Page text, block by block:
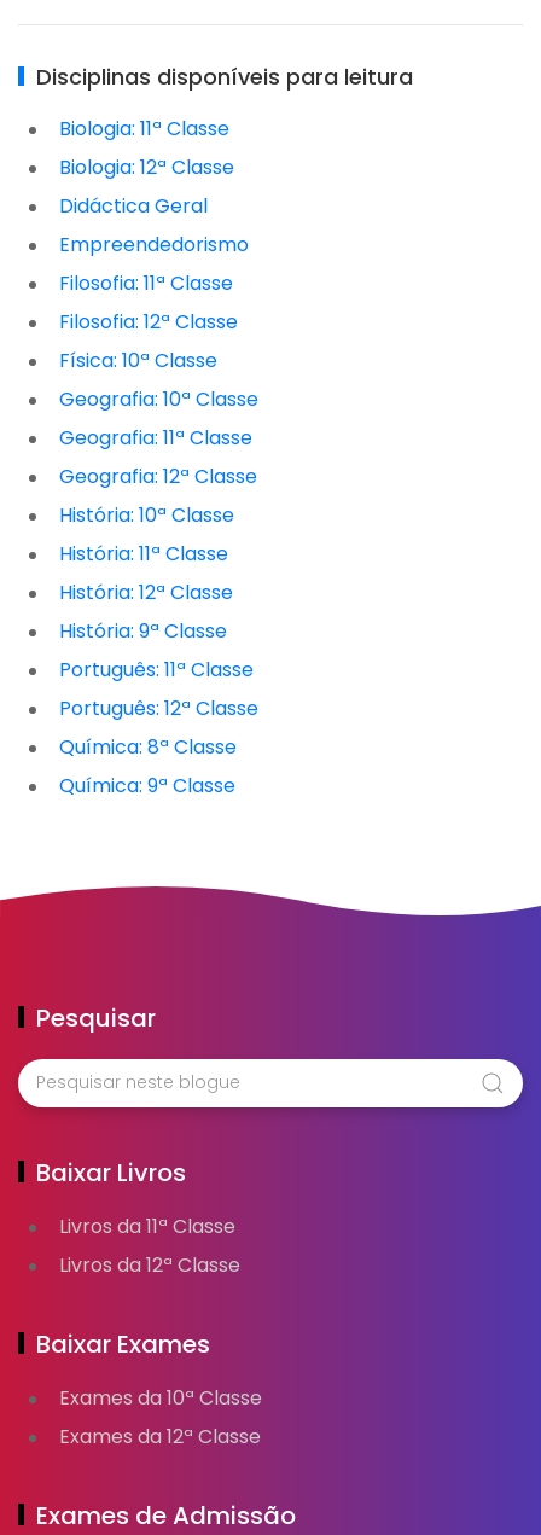
Disciplinas disponíveis para leitura
Biologia: 11ª Classe
Biologia: 12ª Classe
Didáctica Geral
Empreendedorismo
Filosofia: 11ª Classe
Filosofia: 12ª Classe
Física: 10ª Classe
Geografia: 10ª Classe
Geografia: 11ª Classe
Geografia: 12ª Classe
História: 10ª Classe
História: 11ª Classe
História: 12ª Classe
História: 9ª Classe
Português: 11ª Classe
Português: 12ª Classe
Química: 8ª Classe
Química: 9ª Classe
Pesquisar
Baixar Livros
Livros da 11ª Classe
Livros da 12ª Classe
Baixar Exames
Exames da 10ª Classe
Exames da 12ª Classe
Exames de Admissão